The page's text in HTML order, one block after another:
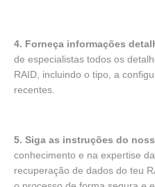
4. Forneça informações
de especialistas todos os
RAID, incluindo o tipo, a
recentes.
5. Siga as instruções do
conhecimento e na expertise
recuperação de dados do teu